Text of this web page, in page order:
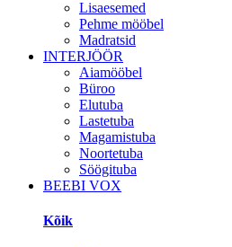
Lisaesemed
Pehme mööbel
Madratsid
INTERJÖÖR
Aiamööbel
Büroo
Elutuba
Lastetuba
Magamistuba
Noortetuba
Söögituba
BEEBI VOX
Kõik